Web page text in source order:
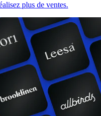
plus de ventes.